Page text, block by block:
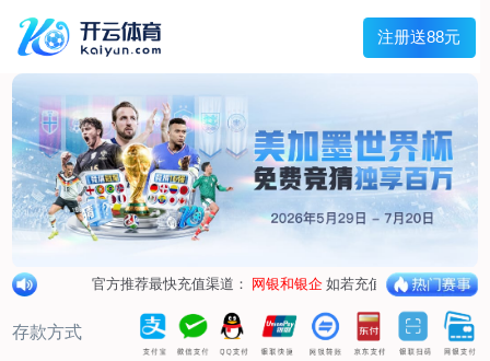
Menu
网站首页
关于我们
产品中心
荣誉资质
厂区设备
人才招聘
新闻中心
销售网点